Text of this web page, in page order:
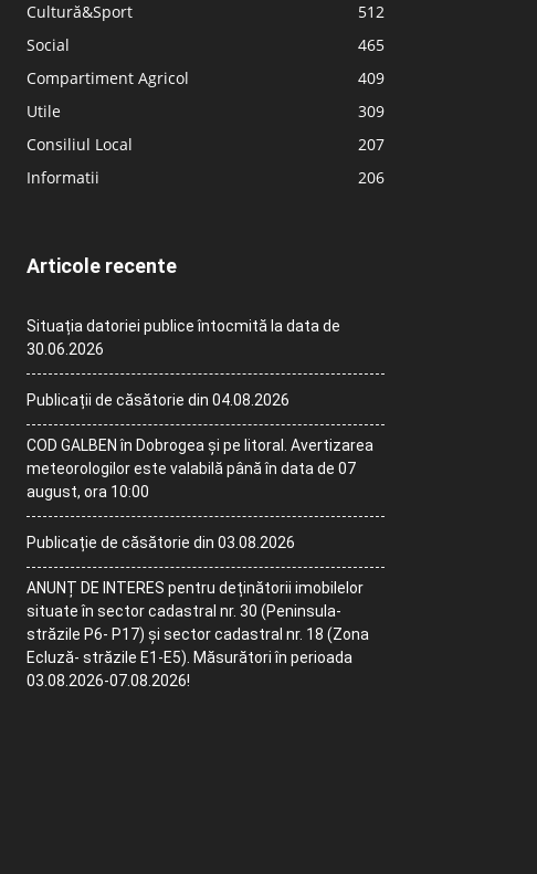
Cultură&Sport
512
Social
465
Compartiment Agricol
409
Utile
309
Consiliul Local
207
Informatii
206
Articole recente
Situația datoriei publice întocmită la data de
30.06.2026
Publicații de căsătorie din 04.08.2026
COD GALBEN în Dobrogea și pe litoral. Avertizarea
meteorologilor este valabilă până în data de 07
august, ora 10:00
Publicație de căsătorie din 03.08.2026
ANUNȚ DE INTERES pentru deținătorii imobilelor
situate în sector cadastral nr. 30 (Peninsula-
străzile P6- P17) și sector cadastral nr. 18 (Zona
Ecluză- străzile E1-E5). Măsurători în perioada
03.08.2026-07.08.2026!